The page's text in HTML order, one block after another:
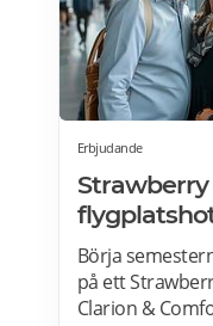
Erbjudande
Strawberry
Börja
på ett
Clarion &